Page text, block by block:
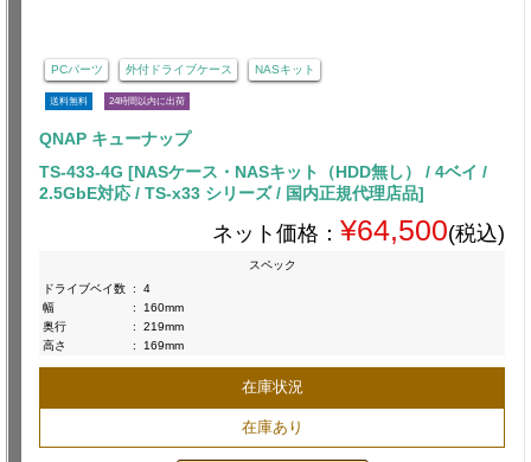
PCパーツ 外付ドライブケース NASキット
送料無料 24時間以内に出荷
QNAP キューナップ
TS-433-4G [NASケース・NASキット（HDD無し） / 4ベイ /
2.5GbE対応 / TS-x33 シリーズ / 国内正規代理店品]
ネット価格： ¥64,500(税込)
スペック
ドライブベイ数 :
4
幅
:
160mm
奥行
:
219mm
高さ
: 169mm
在庫状況
在庫あり